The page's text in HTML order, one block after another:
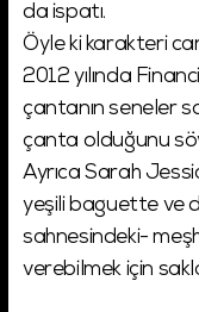
da ispatı.
Öyle ki karakteri
2012 yılında
çantanın seneler
çanta olduğunu
Ayrıca Sarah
yeşili baguette ve
sahnesindeki-
verebilmek için